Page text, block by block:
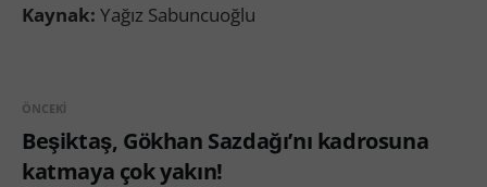
Kaynak: Yağız Sabuncuoğlu
ÖNCEKI
Beşiktaş, Gökhan Sazdağı’nı kadrosuna
katmaya çok yakın!